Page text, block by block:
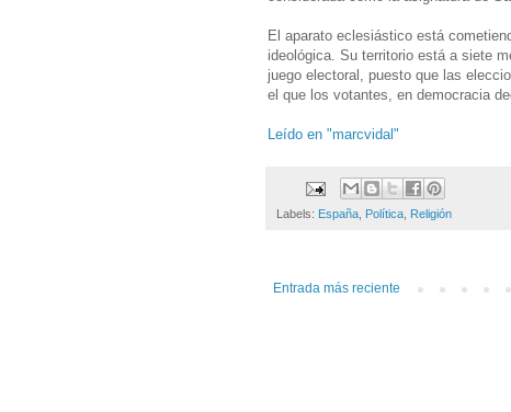
El aparato eclesiástico está
ideológica. Su territorio está a siete
juego electoral, puesto que las
el que los votantes, en democracia
Leído en "marcvidal"
Labels: España, Política, Religión
Entrada más reciente